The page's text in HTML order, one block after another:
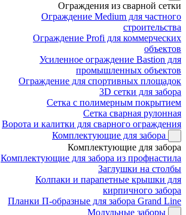
Ограждения из сварной сетки
Ограждение Medium для частного
строительства
Ограждение Profi для коммерческих
объектов
Усиленное ограждение Bastion для
промышленных объектов
Ограждение для спортивных площадок
3D сетки для забора
Сетка с полимерным покрытием
Сетка сварная рулонная
Ворота и калитки для сварного ограждения
Комплектующие для забора
Комплектующие для забора
Комплектующие для забора из профнастила
Заглушки на столбы
Колпаки и парапетные крышки для
кирпичного забора
Планки П-образные для забора Grand Line
Модульные заборы